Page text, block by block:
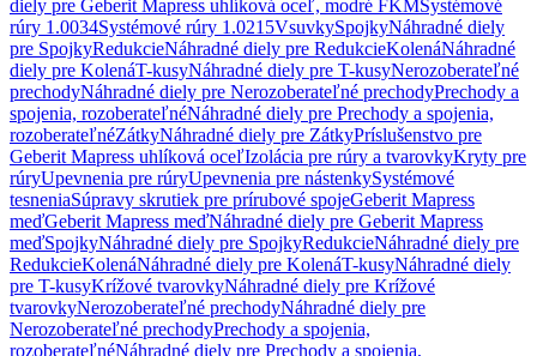
diely pre Geberit Mapress uhlíková oceľ, modré FKMSystémové
rúry 1.0034Systémové rúry 1.0215VsuvkySpojkyNáhradné diely
pre SpojkyRedukcieNáhradné diely pre RedukcieKolenáNáhradné
diely pre KolenáT-kusyNáhradné diely pre T-kusyNerozoberateľné
prechodyNáhradné diely pre Nerozoberateľné prechodyPrechody a
spojenia, rozoberateľnéNáhradné diely pre Prechody a spojenia,
rozoberateľnéZátkyNáhradné diely pre ZátkyPríslušenstvo pre
Geberit Mapress uhlíková oceľIzolácia pre rúry a tvarovkyKryty pre
rúryUpevnenia pre rúryUpevnenia pre nástenkySystémové
tesneniaSúpravy skrutiek pre prírubové spojeGeberit Mapress
meďGeberit Mapress meďNáhradné diely pre Geberit Mapress
meďSpojkyNáhradné diely pre SpojkyRedukcieNáhradné diely pre
RedukcieKolenáNáhradné diely pre KolenáT-kusyNáhradné diely
pre T-kusyKrížové tvarovkyNáhradné diely pre Krížové
tvarovkyNerozoberateľné prechodyNáhradné diely pre
Nerozoberateľné prechodyPrechody a spojenia,
rozoberateľnéNáhradné diely pre Prechody a spojenia,